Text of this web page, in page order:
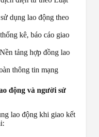
dụng lao động theo
kê, báo cáo giao
tảng hợp đồng lao
thông tin mạng
động và người sử
lao động khi giao kết